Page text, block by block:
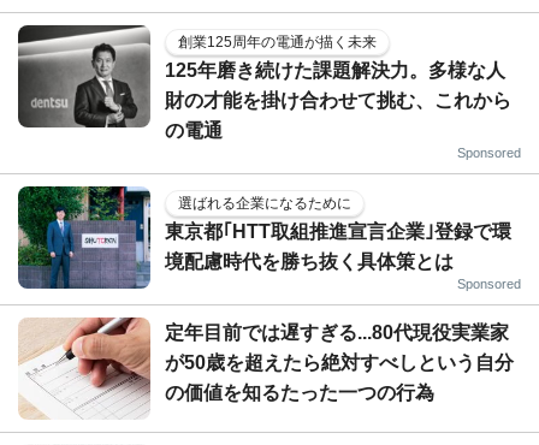
創業125周年の電通が描く未来
125年磨き続けた課題解決力。多様な人
財の才能を掛け合わせて挑む、これから
の電通
Sponsored
選ばれる企業になるために
東京都｢HTT取組推進宣言企業｣登録で環
境配慮時代を勝ち抜く具体策とは
Sponsored
定年目前では遅すぎる...80代現役実業家
が50歳を超えたら絶対すべしという自分
の価値を知るたった一つの行為